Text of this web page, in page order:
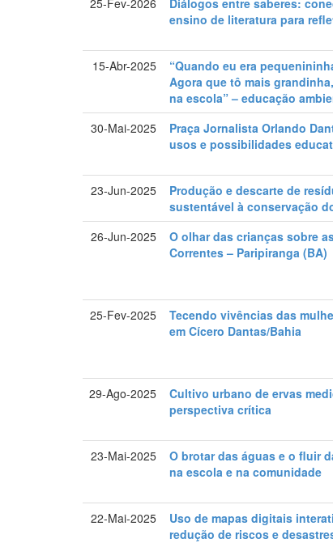
25-Fev-2026
Diálogos entre saberes:
ensino de literatura para
15-Abr-2025
“Quando eu era
Agora que tô mais
na escola” – educação
30-Mai-2025
Praça Jornalista Orlando
usos e possibilidades
23-Jun-2025
Produção e descarte de
sustentável à conservação
26-Jun-2025
O olhar das crianças sobre
Correntes – Paripiranga (BA)
25-Fev-2025
Tecendo vivências das
em Cícero Dantas/Bahia
29-Ago-2025
Cultivo urbano de ervas
perspectiva crítica
23-Mai-2025
O brotar das águas e o fluir
na escola e na comunidade
22-Mai-2025
Uso de mapas digitais
redução de riscos e